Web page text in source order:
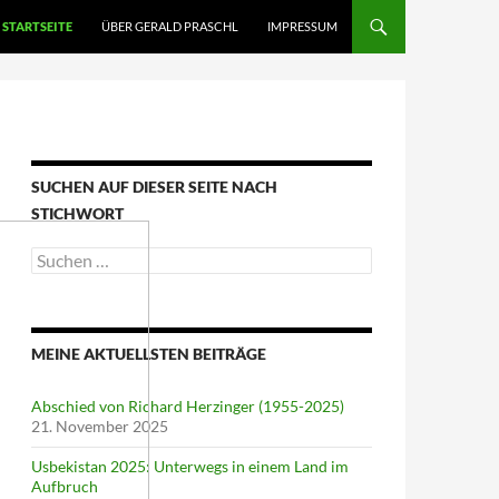
STARTSEITE ÜBER GERALD PRASCHL IMPRESSUM
SUCHEN AUF DIESER SEITE NACH
STICHWORT
Suche
nach:
MEINE AKTUELLSTEN BEITRÄGE
Abschied von Richard Herzinger (1955-2025)
21. November 2025
Usbekistan 2025: Unterwegs in einem Land im
Aufbruch